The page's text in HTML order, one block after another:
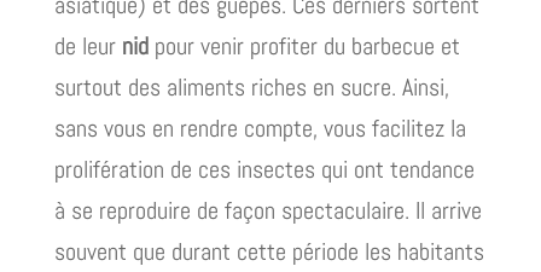
de leur nidpour venir profiter du barbecue et
surtout des aliments riches en sucre. Ainsi,
sans vous en rendre compte, vous facilitez la
prolifération de ces insectes qui ont tendance
à se reproduire de façon spectaculaire. Il arrive
souvent que durant cette période les habitants